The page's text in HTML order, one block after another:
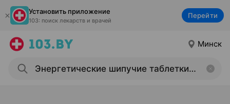
Установить приложение
103: поиск лекарств и врачей
Перейти
Минск